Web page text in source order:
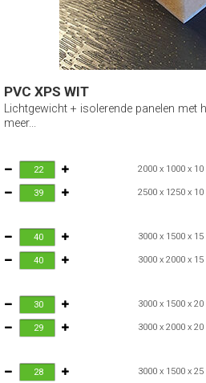
PVC XPS WIT
Lichtgewicht + isolerende panelen met
meer...
2000 x 1000 x
2500 x 1250 x
3000 x 1500 x
3000 x 2000 x
3000 x 1500 x
3000 x 2000 x
3000 x 1500 x